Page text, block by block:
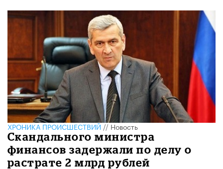
ХРОНИКА ПРОИСШЕСТВИЙ//Новость
Скандального министра
финансов задержали по делу о
растрате 2 млрд рублей